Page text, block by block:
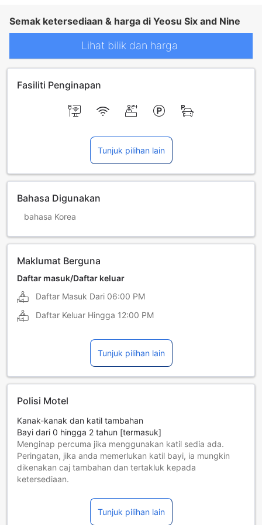
Semak ketersediaan & harga di Yeosu Six and Nine
Lihat bilik dan harga
Fasiliti Penginapan
Tunjuk pilihan lain
Bahasa Digunakan
bahasa Korea
Maklumat Berguna
Daftar masuk/Daftar keluar
Daftar Masuk Dari 06:00 PM
Daftar Keluar Hingga 12:00 PM
Tunjuk pilihan lain
Polisi Motel
Kanak-kanak dan katil tambahan
Bayi dari 0 hingga 2 tahun [termasuk]
Menginap percuma jika menggunakan katil sedia ada.
Peringatan, jika anda memerlukan katil bayi, ia mungkin
dikenakan caj tambahan dan tertakluk kepada
ketersediaan.
Menginap percuma jika menggunakan katil sedia ada.
Tetamu yang berumur 13 tahun dan ke atas dianggap
Tunjuk pilihan lain